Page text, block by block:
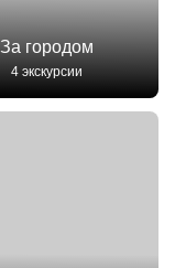
За городом
4 экскурсии